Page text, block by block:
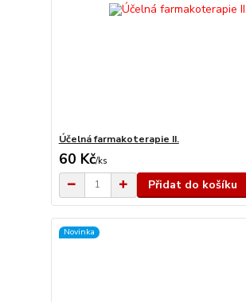
Účelná farmakoterapie II.
60 Kč/ks
Přidat do košíku
Novinka